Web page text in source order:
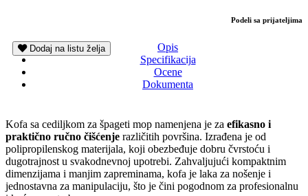
Podeli sa prijateljima
Dodaj na listu želja
Opis
Specifikacija
Ocene
Dokumenta
Kofa sa cediljkom za špageti mop namenjena je za efikasno i
praktično ručno čišćenje različitih površina. Izrađena je od
polipropilenskog materijala, koji obezbeđuje dobru čvrstoću i
dugotrajnost u svakodnevnoj upotrebi. Zahvaljujući kompaktnim
dimenzijama i manjim zapreminama, kofa je laka za nošenje i
jednostavna za manipulaciju, što je čini pogodnom za profesionalnu